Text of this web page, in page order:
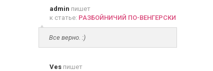
admin пишет
к статье: РАЗБОЙНИЧИЙ ПО-ВЕНГЕРСКИ
Все верно. :)
Vesпишет